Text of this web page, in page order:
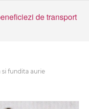
de transport
fundita aurie